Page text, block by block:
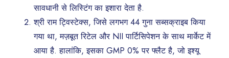
सावधानी से लिस्टिंग का इशारा देता है.
श्री राम ट्विस्टेक्स, जिसे लगभग 44 गुना सब्सक्राइब किया
गया था, मज़बूत रिटेल और NII पार्टिसिपेशन के साथ मार्केट में
आया है. हालांकि, इसका GMP 0% पर फ्लैट है, जो इश्यू